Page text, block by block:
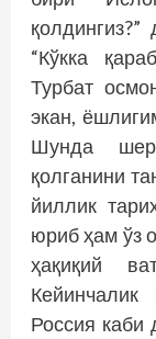
“Кўкка
Турбат
экан,
Шунда
қолганини
йиллик
юриб ҳам ўз
ҳақиқий
Россия каби